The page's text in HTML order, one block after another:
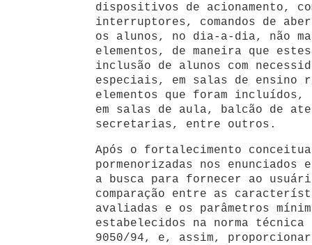
dispositivos de acionamento,
interruptores, comandos de
os alunos, no dia-a-dia, não
elementos, de maneira que
inclusão de alunos com
especiais, em salas de ensino
elementos que foram incluídos,
em salas de aula, balcão de
secretarias, entre outros.
Após o fortalecimento
pormenorizadas nos
a busca para fornecer ao
comparação entre as
avaliadas e os parâmetros
estabelecidos na norma
9050/94, e, assim,